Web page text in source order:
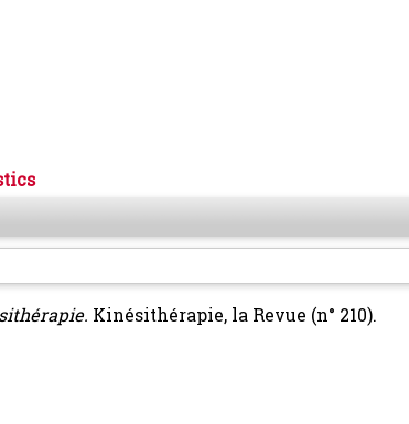
Kinésithérapie, la Revue (n° 210).